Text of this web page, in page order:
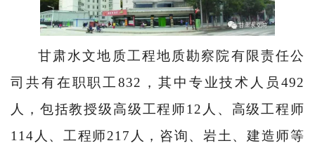
甘肃水文地质工程地质勘察院有限责任公
司共有在职职工832 ，其中 专业技术人员492
人，包括教授级高级工程师12 人、高级工程师
114 人、工程师217 人，咨询、岩土、建造师等